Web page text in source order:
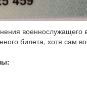
военнослужащего
билета, хотя сам